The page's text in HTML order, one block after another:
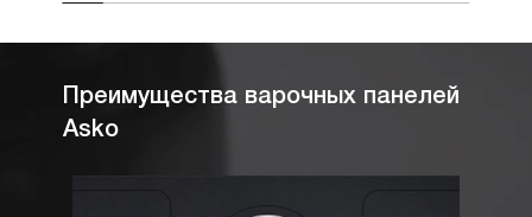
Преимущества варочных панелей
Asko